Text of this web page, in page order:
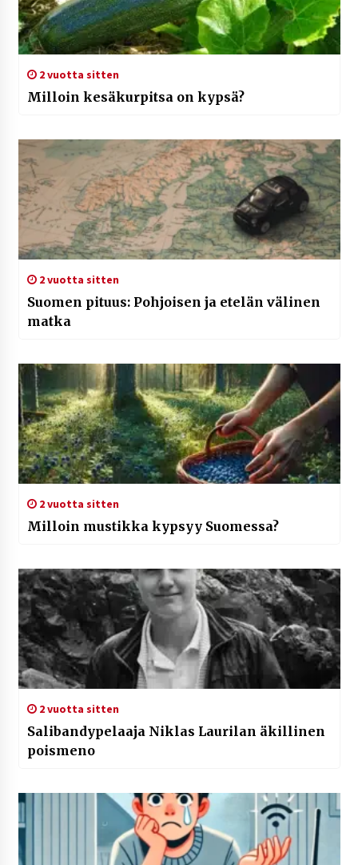
2 vuotta sitten
Milloin kesäkurpitsa on kypsä?
2 vuotta sitten
Suomen pituus: Pohjoisen ja etelän välinen
matka
2 vuotta sitten
Milloin mustikka kypsyy Suomessa?
2 vuotta sitten
Salibandypelaaja Niklas Laurilan äkillinen
poismeno